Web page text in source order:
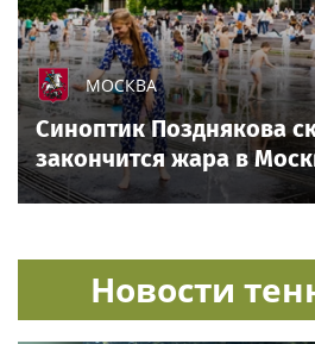
МОСКВА
Синоптик Позднякова
закончится жара в
Новости